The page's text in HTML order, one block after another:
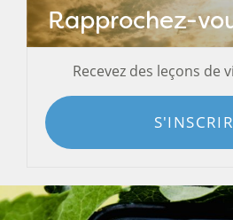
Rapprochez-
Recevez des leçons de